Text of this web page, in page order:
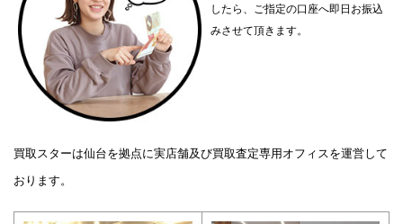
したら、ご指定の口座へ即日お振込
みさせて頂きます。
買取スターは仙台を拠点に実店舗及び買取査定専用オフィスを運営して
おります。